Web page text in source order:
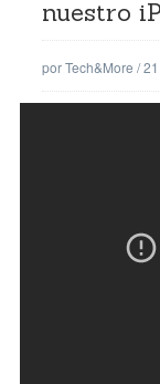
nuestro
porTech&More /